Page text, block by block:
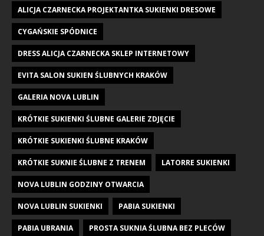
ALICJA CZARNECKA PROJEKTANTKA SUKIENKI DRESOWE
CYGAŃSKIE SPÓDNICE
DRESS ALICJA CZARNECKA SKLEP INTERNETOWY
EVITA SALON SUKIEN ŚLUBNYCH KRAKÓW
GALERIA NOVA LUBLIN
KRÓTKIE SUKIENKI ŚLUBNE GALERIE ZDJĘCIE
KRÓTKIE SUKIENKI ŚLUBNE KRAKÓW
KRÓTKIE SUKNIE ŚLUBNE Z TRENEM LATORRE SUKIENKI
NOVA LUBLIN GODZINY OTWARCIA
NOVA LUBLIN SUKIENKI PABIA SUKIENKI
PABIA UBRANIA PROSTA SUKNIA ŚLUBNA BEZ PLECÓW